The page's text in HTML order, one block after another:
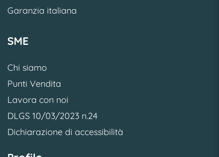
Garanzia italiana
SME
Chi siamo
Punti Vendita
Lavora con noi
DLGS 10/03/2023 n.24
Dichiarazione di accessibilità